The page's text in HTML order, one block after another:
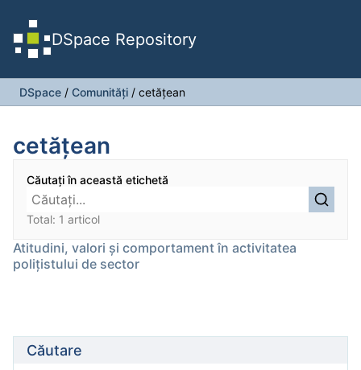
DSpace Repository
DSpace / Comunități / cetățean
cetățean
Căutați în această etichetă
Total: 1 articol
Atitudini, valori şi comportament în activitatea
poliţistului de sector
Căutare